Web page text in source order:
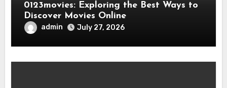
0123movies: Exploring the Best Ways to
Discover Movies Online
admin July 27, 2026